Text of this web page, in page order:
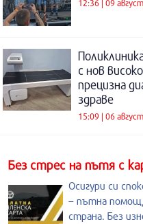
12:36 | 09
с нов
прецизна
здраве
15:09 | 06
Без стрес на пътя с
Осигури си
– пътна
страна. Без